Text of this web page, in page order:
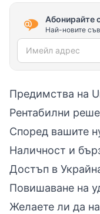
Абонирайте
Най-новите
Имейл адрес
Предимства на
Рентабилни
Според вашите
Наличност и
Достъп в
Повишаване на
Желаете ли да